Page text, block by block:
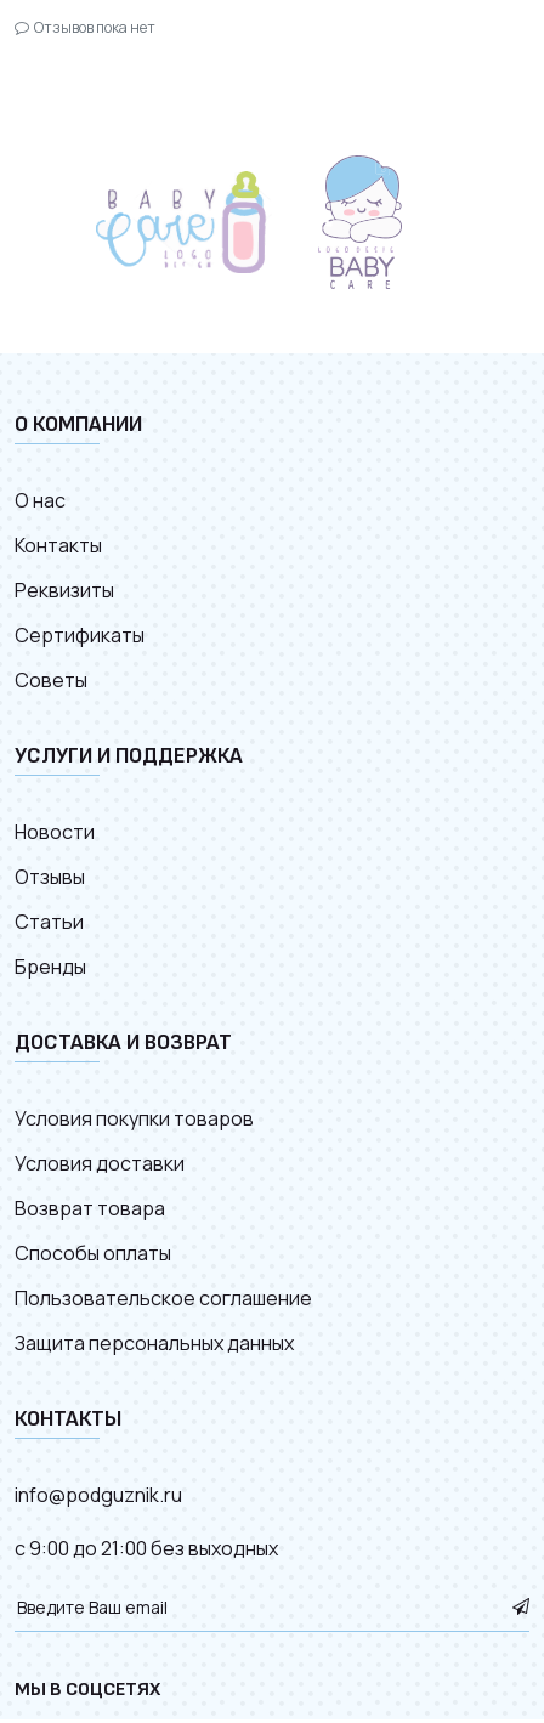
Отзывов пока нет
О КОМПАНИИ
О нас
Контакты
Реквизиты
Сертификаты
Советы
УСЛУГИ И ПОДДЕРЖКА
Новости
Отзывы
Статьи
Бренды
ДОСТАВКА И ВОЗВРАТ
Условия покупки товаров
Условия доставки
Возврат товара
Способы оплаты
Пользовательское соглашение
Защита персональных данных
КОНТАКТЫ
info@podguznik.ru
с 9:00 до 21:00 без выходных
МЫ В СОЦСЕТЯХ